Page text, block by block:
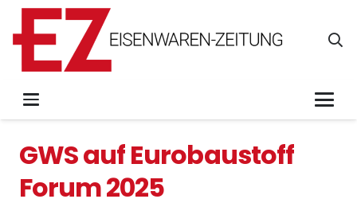
GWS auf Eurobaustoff
Forum 2025